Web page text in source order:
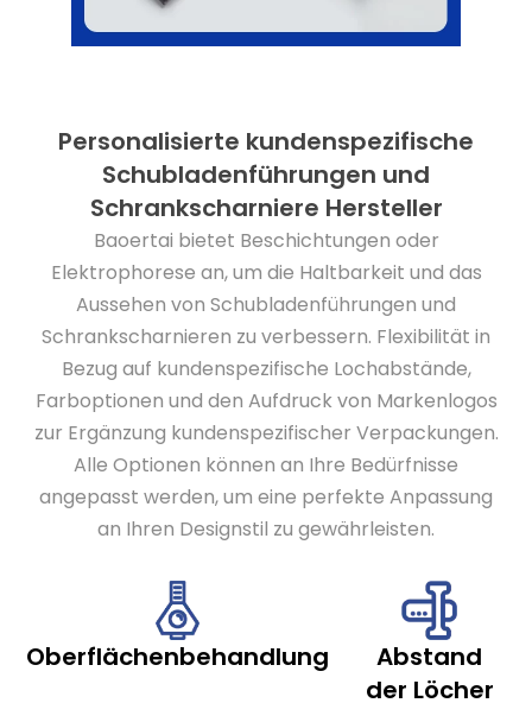
Personalisierte kundenspezifische
Schubladenführungen und
Schrankscharniere Hersteller
Baoertai bietet Beschichtungen oder
Elektrophorese an, um die Haltbarkeit und das
Aussehen von Schubladenführungen und
Schrankscharnieren zu verbessern. Flexibilität in
Bezug auf kundenspezifische Lochabstände,
Farboptionen und den Aufdruck von Markenlogos
zur Ergänzung kundenspezifischer Verpackungen.
Alle Optionen können an Ihre Bedürfnisse
angepasst werden, um eine perfekte Anpassung
an Ihren Designstil zu gewährleisten.
Oberflächenbehandlung
Abstand
der Löcher